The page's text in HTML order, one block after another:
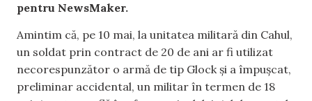
pentru NewsMaker.
Amintim că, pe 10 mai, la unitatea militară din Cahul,
un soldat prin contract de 20 de ani ar fi utilizat
necorespunzător o armă de tip Glock și a împușcat,
preliminar accidental, un militar în termen de 18